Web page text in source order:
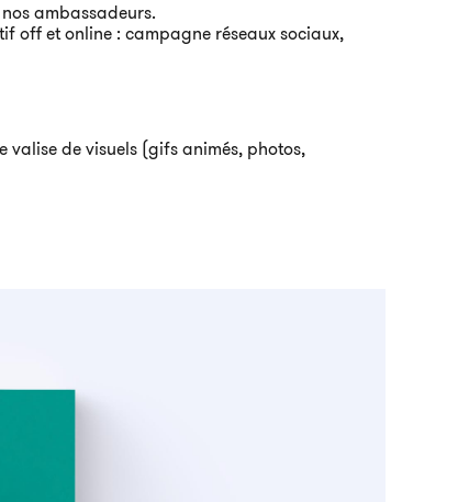
ambassadeurs.
off et online : campagne réseaux sociaux,
valise de visuels (gifs animés, photos,